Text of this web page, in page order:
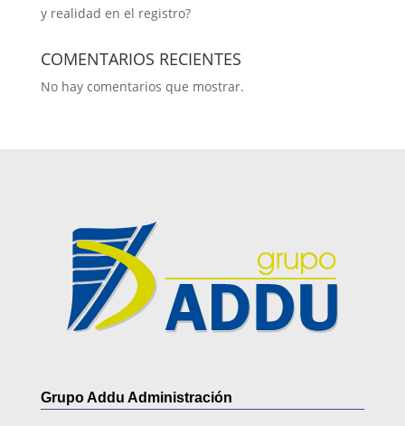
y realidad en el registro?
COMENTARIOS RECIENTES
No hay comentarios que mostrar.
Grupo Addu Administración